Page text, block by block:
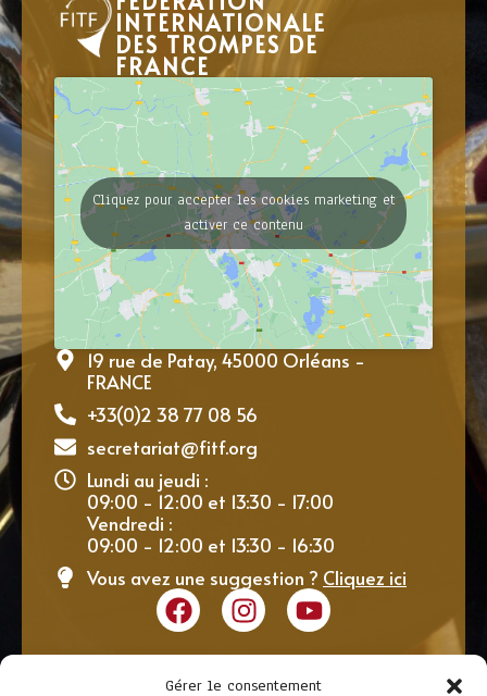
Gérer le consentement
INTERNATIONALE
DES TROMPES DE
FRANCE
Cliquez pour accepter les cookies marketing et
activer ce contenu
19 rue de Patay, 45000 Orléans -
FRANCE
+33(0)2 38 77 08 56
secretariat@fitf.org
Lundi au jeudi :
09:00 - 12:00 et 13:30 - 17:00
Vendredi :
09:00 - 12:00 et 13:30 - 16:30
Vous avez une suggestion ? Cliquez ici